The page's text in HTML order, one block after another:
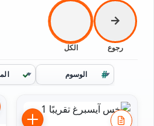
←
رجوع الكل
الوسوم
المخزون
ترتيب